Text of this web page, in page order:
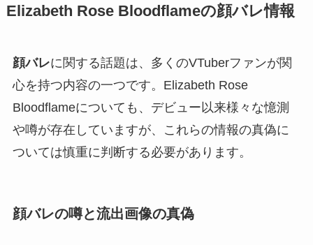
Elizabeth Rose Bloodflameの顔バレ情報
顔バレに関する話題は、多くのVTuberファンが関
心を持つ内容の一つです。Elizabeth Rose
Bloodflameについても、デビュー以来様々な憶測
や噂が存在していますが、これらの情報の真偽に
ついては慎重に判断する必要があります。
顔バレの噂と流出画像の真偽